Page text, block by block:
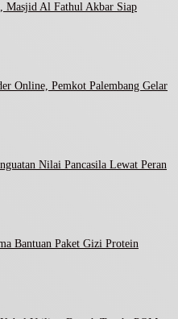
Masjid Al Fathul Akbar Siap
Online, Pemkot Palembang Gelar
Nilai Pancasila Lewat Peran
Bantuan Paket Gizi Protein